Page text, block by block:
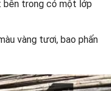
bên trong có một lớp
vàng tươi, bao phấn